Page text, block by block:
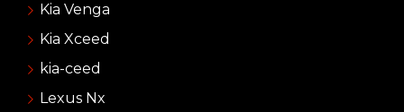
Kia Venga
Kia Xceed
kia-ceed
Lexus Nx